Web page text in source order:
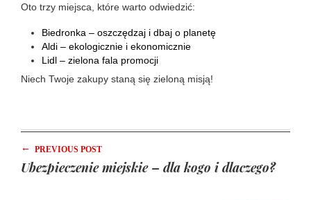
Oto trzy miejsca, które warto odwiedzić:
Biedronka – oszczędzaj i dbaj o planetę
Aldi – ekologicznie i ekonomicznie
Lidl – zielona fala promocji
Niech Twoje zakupy staną się zieloną misją!
← PREVIOUS POST
Ubezpieczenie miejskie – dla kogo i dlaczego?